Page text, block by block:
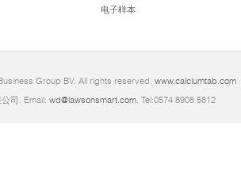
电子样本
Group BV. All rights reserved. www.calciumtab.com
司. Email: wd@lawsonsmart.com. Tel:0574 8908 5812